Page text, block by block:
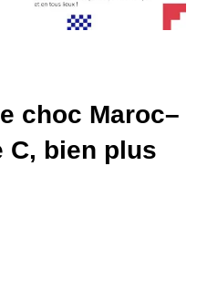
choc Maroc–
C, bien plus